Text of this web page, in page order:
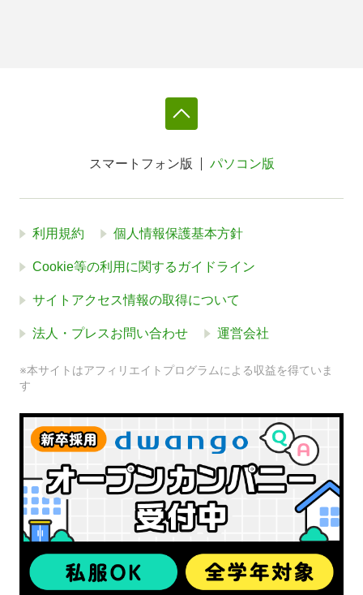
スマートフォン版 パソコン版
利用規約 個人情報保護基本方針
Cookie等の利用に関するガイドライン
サイトアクセス情報の取得について
法人・プレスお問い合わせ 運営会社
※本サイトはアフィリエイトプログラムによる収益を得ていま
す